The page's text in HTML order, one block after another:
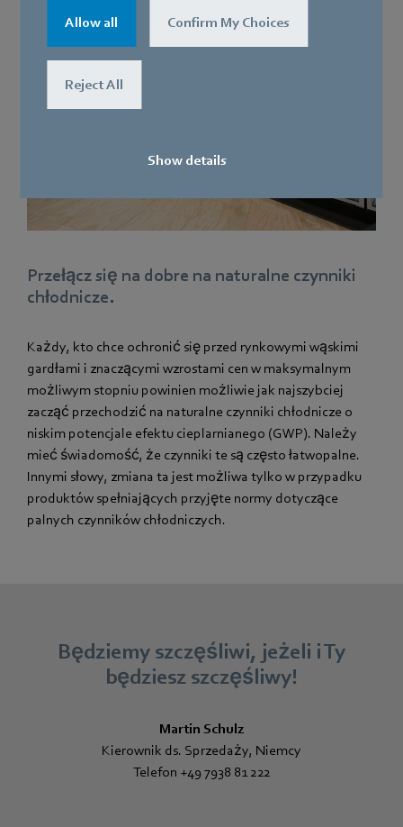
Allow all Confirm My Choices
Reject All
Show details
Przełącz się na dobre na naturalne czynniki
chłodnicze.
Każdy, kto chce ochronić się przed rynkowymi wąskimi
gardłami i znaczącymi wzrostami cen w maksymalnym
możliwym stopniu powinien możliwie jak najszybciej
zacząć przechodzić na naturalne czynniki chłodnicze o
niskim potencjale efektu cieplarnianego (GWP). Należy
mieć świadomość, że czynniki te są często łatwopalne.
Innymi słowy, zmiana ta jest możliwa tylko w przypadku
produktów spełniających przyjęte normy dotyczące
palnych czynników chłodniczych.
Będziemy szczęśliwi, jeżeli i Ty
będziesz szczęśliwy!
Martin Schulz
Kierownik ds. Sprzedaży, Niemcy
Telefon +49 7938 81 222